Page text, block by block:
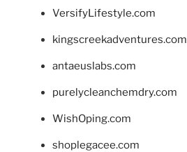
VersifyLifestyle.com
kingscreekadventures.com
antaeuslabs.com
purelycleanchemdry.com
WishOping.com
shoplegacee.com